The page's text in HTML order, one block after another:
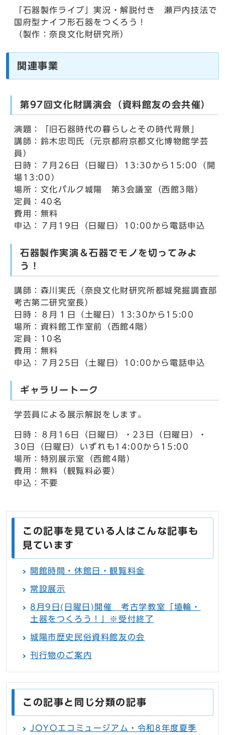
「石器製作ライブ」実況・解説付き 瀬戸内技法で
国府型ナイフ形石器をつくろう！
（製作：奈良文化財研究所）
関連事業
第97回文化財講演会（資料館友の会共催）
演題：「旧石器時代の暮らしとその時代背景」
講師：鈴木忠司氏（元京都府京都文化博物館学芸
員）
日時：７月26日（日曜日）13:30から15:00（開
場13:00）
場所：文化パルク城陽 第3会議室（西館3階）
定員：40名
費用：無料
申込：７月19日（日曜日）10:00から電話申込
石器製作実演＆石器でモノを切ってみよ
う！
講師：森川実氏（奈良文化財研究所都城発掘調査部
考古第二研究室長）
日時：８月１日（土曜日）13:30から15:00
場所：資料館工作室前（西館4階）
定員：10名
費用：無料
申込：７月25日（土曜日）10:00から電話申込
ギャラリートーク
学芸員による展示解説をします。
日時：８月16日（日曜日）・23日（日曜日）・
30日（日曜日）いずれも14:00から15:00
場所：特別展示室（西館4階）
費用：無料（観覧料必要）
申込：不要
この記事を見ている人はこんな記事も
見ています
開館時間・休館日・観覧料金
常設展示
8月9日(日曜日)開催 考古学教室「埴輪・
土器をつくろう！」※受付終了
城陽市歴史民俗資料館友の会
刊行物のご案内
この記事と同じ分類の記事
JOYOエコミュージアム・令和8年度夏季